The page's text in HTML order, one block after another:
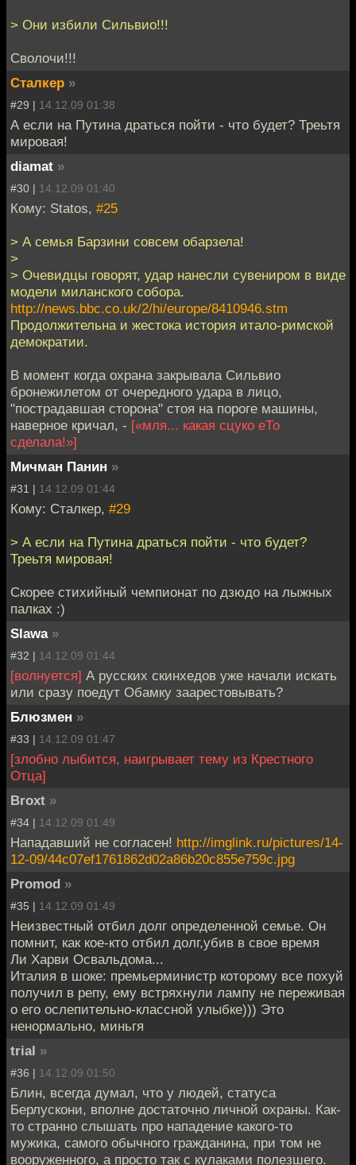
> Они избили Сильвио!!!
Сволочи!!!
Сталкер »
#29 | 14.12.09 01:38
А если на Путина драться пойти - что будет? Треьтя
мировая!
diamat »
#30 | 14.12.09 01:40
Кому: Statos, #25
> А семья Барзини совсем обарзела!
>
> Очевидцы говорят, удар нанесли сувениром в виде
модели миланского собора.
http://news.bbc.co.uk/2/hi/europe/8410946.stm
Продолжительна и жестока история итало-римской
демократии.
В момент когда охрана закрывала Сильвио
бронежилетом от очередного удара в лицо,
"пострадавшая сторона" стоя на пороге машины,
наверное кричал, - [«мля... какая сцуко еТо
сделала!»]
Мичман Панин »
#31 | 14.12.09 01:44
Кому: Сталкер, #29
> А если на Путина драться пойти - что будет?
Треьтя мировая!
Скорее стихийный чемпионат по дзюдо на лыжных
палках :)
Slawa »
#32 | 14.12.09 01:44
[волнуется] А русских скинхедов уже начали искать
или сразу поедут Обамку заарестовывать?
Блюзмен »
#33 | 14.12.09 01:47
[злобно лыбится, наигрывает тему из Крестного
Отца]
Broxt »
#34 | 14.12.09 01:49
Нападавший не согласен! http://imglink.ru/pictures/14-
12-09/44c07ef1761862d02a86b20c855e759c.jpg
Promod »
#35 | 14.12.09 01:49
Неизвестный отбил долг определенной семье. Он
помнит, как кое-кто отбил долг,убив в свое время
Ли Харви Освальдома...
Италия в шоке: премьерминистр которому все похуй
получил в репу, ему встряхнули лампу не переживая
о его ослепительно-классной улыбке))) Это
ненормально, миньгя
trial »
#36 | 14.12.09 01:50
Блин, всегда думал, что у людей, статуса
Берлускони, вполне достаточно личной охраны. Как-
то странно слышать про нападение какого-то
мужика, самого обычного гражданина, при том не
вооруженного, а просто так с кулаками полезшего.